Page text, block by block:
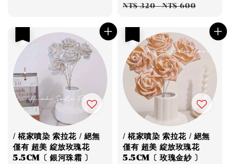
price
NT$ 320-NT$ 600
/ 椛家噴染 索拉花 / 絕無
僅有 超美 綻放玫瑰花
5.5CM〔 銀河珠霜 〕
/ 椛家噴染 索拉花 / 絕無
僅有 超美 綻放玫瑰花
5.5CM〔 玫瑰金紗 〕